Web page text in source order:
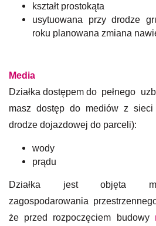
kształt prostokąta
usytuowana przy drodze
roku planowana zmiana
Media
Działka dostępem do pełnego
masz dostęp do mediów z
drodze dojazdowej do parceli):
wody
prądu
Działka jest objęta
zagospodarowania
że przed rozpoczęciem budowy